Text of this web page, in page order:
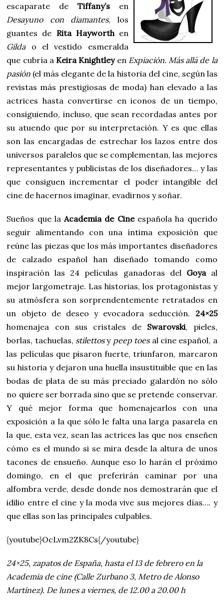
escaparate de Tiffany’s en
Desayuno con diamantes, los
guantes de Rita Hayworthen
Gildao el vestido esmeralda
que cubría a Keira Knightleyen Expiación. Más allá de la
pasión (el más elegante de la historia del cine, según las
revistas más prestigiosas de moda) han elevado a las
actrices hasta convertirse en iconos de un tiempo,
consiguiendo, incluso, que sean recordadas antes por
su atuendo que por su interpretación. Y es que ellas
son las encargadas de estrechar los lazos entre dos
universos paralelos que se complementan, las mejores
representantes y publicistas de los diseñadores… y las
que consiguen incrementar el poder intangible del
cine de hacernos imaginar, evadirnos y soñar.
Sueños que laAcademia de Cineespañola ha querido
seguir alimentando con una íntima exposición que
reúne las piezas que los más importantes diseñadores
de calzado español han diseñado tomando como
inspiración las 24 películas ganadoras del Goyaal
mejor largometraje. Las historias, los protagonistas y
su atmósfera son sorprendentemente retratados en
un objeto de deseo y evocadora seducción. 24×25
homenajea con sus cristales de Swarovski, pieles,
borlas, tachuelas, stilettosy peep toesal cine español, a
las películas que pisaron fuerte, triunfaron, marcaron
su historia y dejaron una huella insustituible que en las
bodas de plata de su más preciado galardón no sólo
no quiere ser borrada sino que se pretende conservar.
Y qué mejor forma que homenajearlos con una
exposición a la que sólo le falta una larga pasarela en
la que, esta vez, sean las actrices las que nos enseñen
cómo es el mundo si se mira desde la altura de unos
tacones de ensueño. Aunque eso lo harán el próximo
domingo, en el que preferirán caminar por una
alfombra verde, desde donde nos demostrarán que el
idilio entre el cine y la moda vive sus mejores días…. y
que ellas son las principales culpables.
{youtube}OcLvm2ZK8Cs{/youtube}
24×25, zapatos de España, hasta el 13 de febrero en la
Academia de cine (Calle Zurbano 3, Metro de Alonso
Martínez). De lunes a viernes, de 12.00 a 20.00 h